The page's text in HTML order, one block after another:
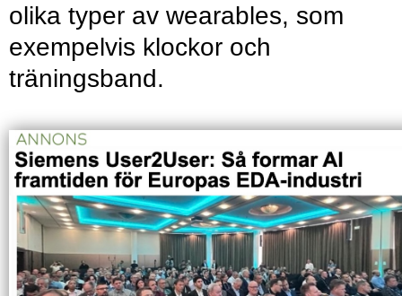
olika typer av wearables, som
exempelvis klockor och
träningsband.